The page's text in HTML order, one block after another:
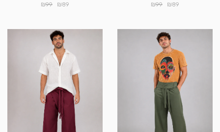
₪89
₪99
₪89
₪99